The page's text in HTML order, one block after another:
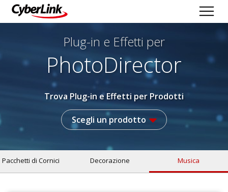
Plug-in e Effetti per
PhotoDirector
Trova Plug-in e Effetti per Prodotti
Scegli un prodotto
Pacchetti di Cornici Decorazione Musica